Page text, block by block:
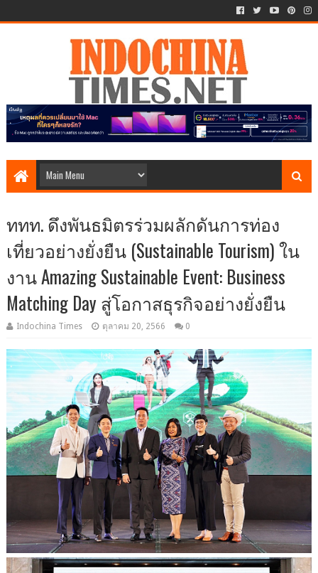
ททท. ดึงพันธมิตรร่วมผลักดันการท่อง
เที่ยวอย่างยั่งยืน (Sustainable Tourism) ใน
งาน Amazing Sustainable Event: Business
Matching Day สู่โอกาสธุรกิจอย่างยั่งยืน
Indochina Times ตุลาคม 20, 2566 0